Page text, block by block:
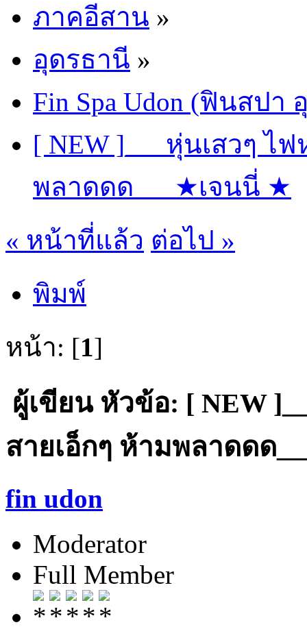
ภาคอีสาน »
อุดรธานี »
Fin Spa Udon (ฟินสปา
[ NEW ]___หุ่นเสวๆ ไ
พลาดดด___★เจนนี่ ★
« หน้าที่แล้ว ต่อไป »
พิมพ์
หน้า: [1]
ผู้เขียนหัวข้อ: [ NEW
สายเอ็กๆ ห้ามพลาดดด
fin udon
Moderator
Full Member